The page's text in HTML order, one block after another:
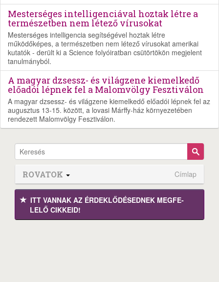
Mesterséges intelligenciával hoztak létre a
természetben nem létező vírusokat
Mesterséges intelligencia segítségével hoztak létre
működőképes, a természetben nem létező vírusokat amerikai
kutatók - derült ki a Science folyóiratban csütörtökön megjelent
tanulmányból.
A magyar dzsessz- és világzene kiemelkedő
előadói lépnek fel a Malomvölgy Fesztiválon
A magyar dzsessz- és világzene kiemelkedő előadói lépnek fel az
augusztus 13-15. között, a lovasi Márffy-ház környezetében
rendezett Malomvölgy Fesztiválon.
ROVATOK Címlap
ITT VANNAK AZ ÉRDEK­LŐDÉ­SEDNEK MEGFE­
LELŐ CIKKEID!